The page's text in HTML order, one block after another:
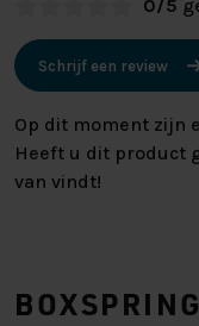
0/5
Schrijf een review
Op dit moment zijn
Heeft u dit product
van vindt!